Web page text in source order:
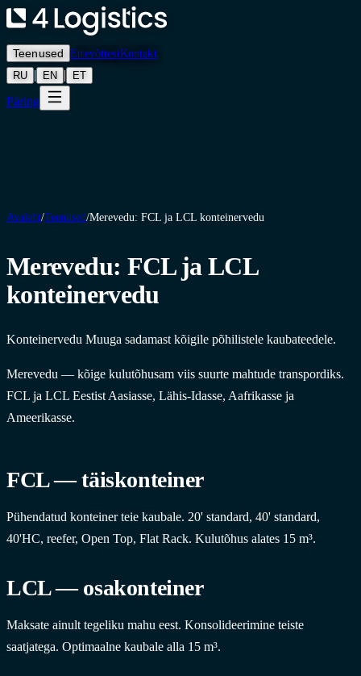
Teenused EttevõttestKontakt
RU | EN | ET
Päring
Avaleht/Teenused/Merevedu: FCL ja LCL konteinervedu
Merevedu: FCL ja LCL
konteinervedu
Konteinervedu Muuga sadamast kõigile põhilistele kaubateedele.
Merevedu — kõige kulutõhusam viis suurte mahtude transpordiks.
FCL ja LCL Eestist Aasiasse, Lähis-Idasse, Aafrikasse ja
Ameerikasse.
FCL — täiskonteiner
Pühendatud konteiner teie kaubale. 20' standard, 40' standard,
40'HC, reefer, Open Top, Flat Rack. Kulutõhus alates 15 m³.
LCL — osakonteiner
Maksate ainult tegeliku mahu eest. Konsolideerimine teiste
saatjatega. Optimaalne kaubale alla 15 m³.